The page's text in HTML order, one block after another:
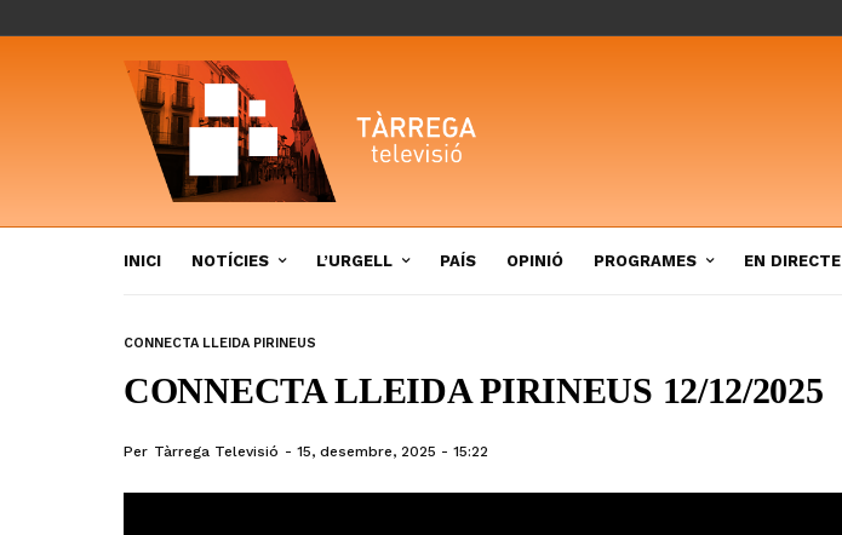
INICI NOTÍCIES L’URGELL PAÍS OPINIÓ PROGRAMES EN DIRECTE
CONNECTA LLEIDA PIRINEUS
CONNECTA LLEIDA PIRINEUS 12/12/2025
Per Tàrrega Televisió 15, desembre, 2025 - 15:22